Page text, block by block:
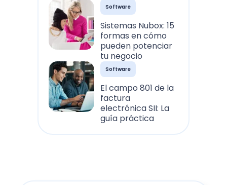
Software
Sistemas Nubox: 15
formas en cómo
pueden potenciar
tu negocio
Software
El campo 801 de la
factura
electrónica SII: La
guía práctica